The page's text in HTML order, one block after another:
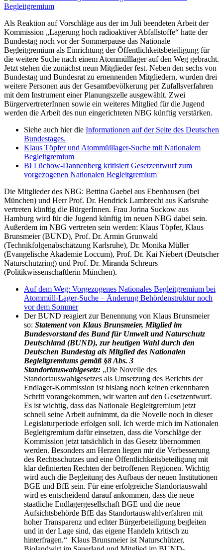
Als Reaktion auf Vorschläge aus der im Juli beendeten Arbeit der
Kommission „Lagerung hoch radioaktiver Abfallstoffe“ hatte der
Bundestag noch vor der Sommerpause das Nationale
Begleitgremium als Einrichtung der Öffentlichkeitsbeteiligung für
die weitere Suche nach einem Atommülllager auf den Weg gebracht.
Jetzt stehen die zunächst neun Mitglieder fest. Neben den sechs von
Bundestag und Bundesrat zu ernennenden Mitgliedern, wurden drei
weitere Personen aus der Gesamtbevölkerung per Zufallsverfahren
mit dem Instrument einer Planungszelle ausgewählt. Zwei
BürgervertreterInnen sowie ein weiteres Mitglied für die Jugend
werden die Arbeit des nun eingerichteten NBG künftig verstärken.
Siehe auch hier die Informationen auf der Seite des Deutschen
Bundestages.
Klaus Töpfer und Atommülllager-Suche mit Nationalem
Begleitgremium
BI Lüchow-Dannenberg kritisiert Gesetzentwurf zum
vorgezogenen Nationalen Begleitgremium
Die Mitglieder des NBG: Bettina Gaebel aus Ebenhausen (bei
München) und Herr Prof. Dr. Hendrick Lambrecht aus Karlsruhe
vertreten künftig die BürgerInnen. Frau Jorina Suckow aus
Hamburg wird für die Jugend künftig im neuen NBG dabei sein.
Außerdem im NBG vertreten sein werden: Klaus Töpfer, Klaus
Brunsmeier (BUND), Prof. Dr. Armin Grunwald
(Technikfolgenabschätzung Karlsruhe), Dr. Monika Müller
(Evangelische Akademie Loccum), Prof. Dr. Kai Niebert (Deutscher
Naturschutzring) und Prof. Dr. Miranda Schreurs
(Politikwissenschaftlerin München).
Auf dem Weg: Vorgezogenes Nationales Begleitgremium bei
Atommüll-Lager-Suche – Änderung Behördenstruktur noch
vor dem Sommer
Der BUND reagiert zur Benennung von Klaus Brunsmeier
so: Statement von Klaus Brunsmeier, Mitglied im
Bundesvorstand des Bund für Umwelt und Naturschutz
Deutschland (BUND), zur heutigen Wahl durch den
Deutschen Bundestag als Mitglied des Nationalen
Begleitgremiums gemäß §8 Abs. 3
Standortauswahlgesetz: „Die Novelle des
Standortauswahlgesetzes als Umsetzung des Berichts der
Endlager-Kommission ist bislang noch keinen erkennbaren
Schritt vorangekommen, wir warten auf den Gesetzentwurf.
Es ist wichtig, dass das Nationale Begleitgremium jetzt
schnell seine Arbeit aufnimmt, da die Novelle noch in dieser
Legislaturperiode erfolgen soll. Ich werde mich im Nationalen
Begleitgremium dafür einsetzen, dass die Vorschläge der
Kommission jetzt tatsächlich in das Gesetz übernommen
werden. Besonders am Herzen liegen mir die Verbesserung
des Rechtsschutzes und eine Öffentlichkeitsbeteiligung mit
klar definierten Rechten der betroffenen Regionen. Wichtig
wird auch die Begleitung des Aufbaus der neuen Institutionen
BGE und BfE sein. Für eine erfolgreiche Standortauswahl
wird es entscheidend darauf ankommen, dass die neue
staatliche Endlagergesellschaft BGE und die neue
Aufsichtsbehörde BfE das Standortauswahlverfahren mit
hoher Transparenz und echter Bürgerbeteiligung begleiten
und in der Lage sind, das eigene Handeln kritisch zu
hinterfragen.“ Klaus Brunsmeier ist Naturschützer,